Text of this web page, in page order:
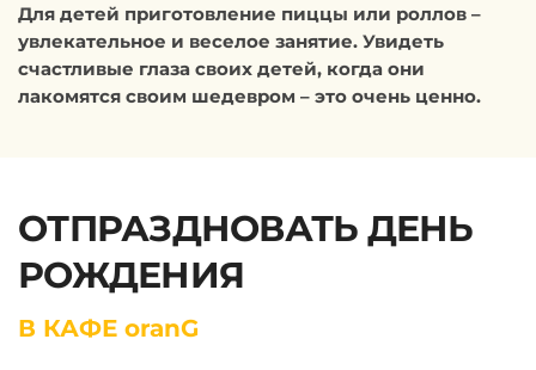
Для детей приготовление пиццы или роллов –
увлекательное и веселое занятие. Увидеть
счастливые глаза своих детей, когда они
лакомятся своим шедевром – это очень ценно.
ОТПРАЗДНОВАТЬ ДЕНЬ
РОЖДЕНИЯ
В КАФЕ oranG